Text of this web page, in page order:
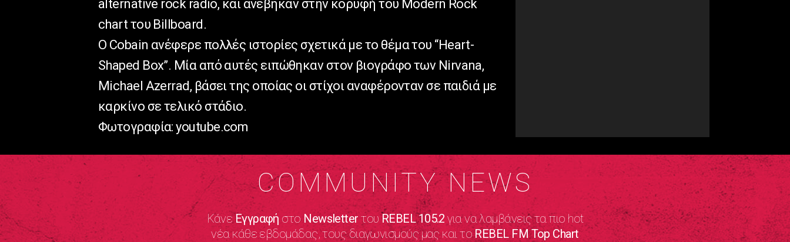
alternative rock radio, και ανέβηκαν στην κορυφή του Modern Rock
chart του Billboard.
Ο Cobain ανέφερε πολλές ιστορίες σχετικά με το θέμα του “Heart-
Shaped Box”. Μία από αυτές ειπώθηκαν στον βιογράφο των Nirvana,
Michael Azerrad, βάσει της οποίας οι στίχοι αναφέρονταν σε παιδιά με
καρκίνο σε τελικό στάδιο.
Φωτογραφία: youtube.com
COMMUNITY NEWS
ΚάνεΕγγραφή στο Newsletter τουREBEL 105.2 για να λαμβάνεις τα πιο hot
νέα κάθε εβδομάδας, τους διαγωνισμούς μας και τοREBEL FM Top Chart